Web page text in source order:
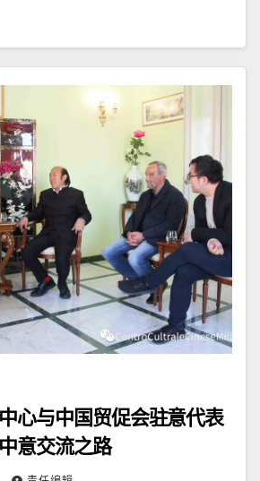
心与中国贸促会驻意代表
意交流之路